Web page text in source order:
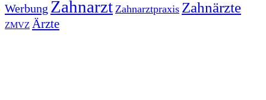
Werbung Zahnarzt Zahnarztpraxis Zahnärzte
ZMVZ Ärzte